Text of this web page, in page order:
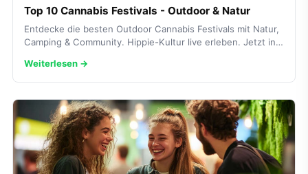
Top 10 Cannabis Festivals - Outdoor & Natur
Entdecke die besten Outdoor Cannabis Festivals mit Natur,
Camping & Community. Hippie-Kultur live erleben. Jetzt in…
Weiterlesen →